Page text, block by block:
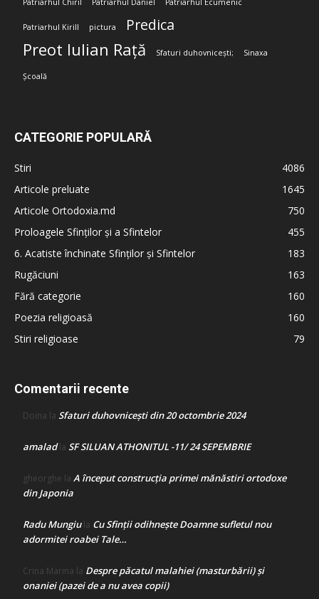
Patriarhul Chiril Patriarhul Daniel Patriarhul Ecumenic
Patriarhul Kirill pictura Predica
Preot Iulian Rață Sfaturi duhovnicești; Sinaxa
Școală
CATEGORIE POPULARĂ
Stiri
4086
Articole preluate
1645
Articole Ortodoxia.md
750
Proloagele Sfinților și a Sfintelor
455
6. Acatiste închinate Sfinților și Sfintelor
183
Rugăciuni
163
Fără categorie
160
Poezia religioasă
160
Stiri religioase
79
Comentarii recente
Doina la Sfaturi duhovnicești din 20 octombrie 2024
amaladla SF SILUAN ATHONITUL -11/ 24 SEPEMBRIE
gheorghe la A început construcţia primei mănăstiri ortodoxe
din Japonia
Radu Mungiula Cu Sfinții odihnește Doamne sufletul nou
adormitei roabei Tale…
Crina Marina la Despre păcatul malahiei (masturbării) şi
onaniei (pazei de a nu avea copii)